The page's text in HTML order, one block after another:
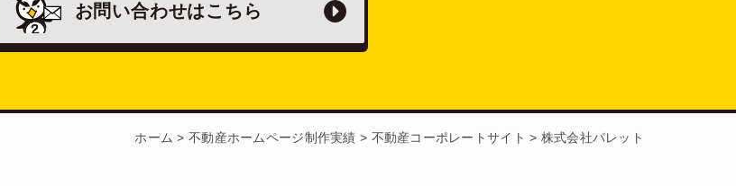
お問い合わせはこちら
ホーム >不動産ホームページ制作実績 > 不動産コーポレートサイト > 株式会社パレット